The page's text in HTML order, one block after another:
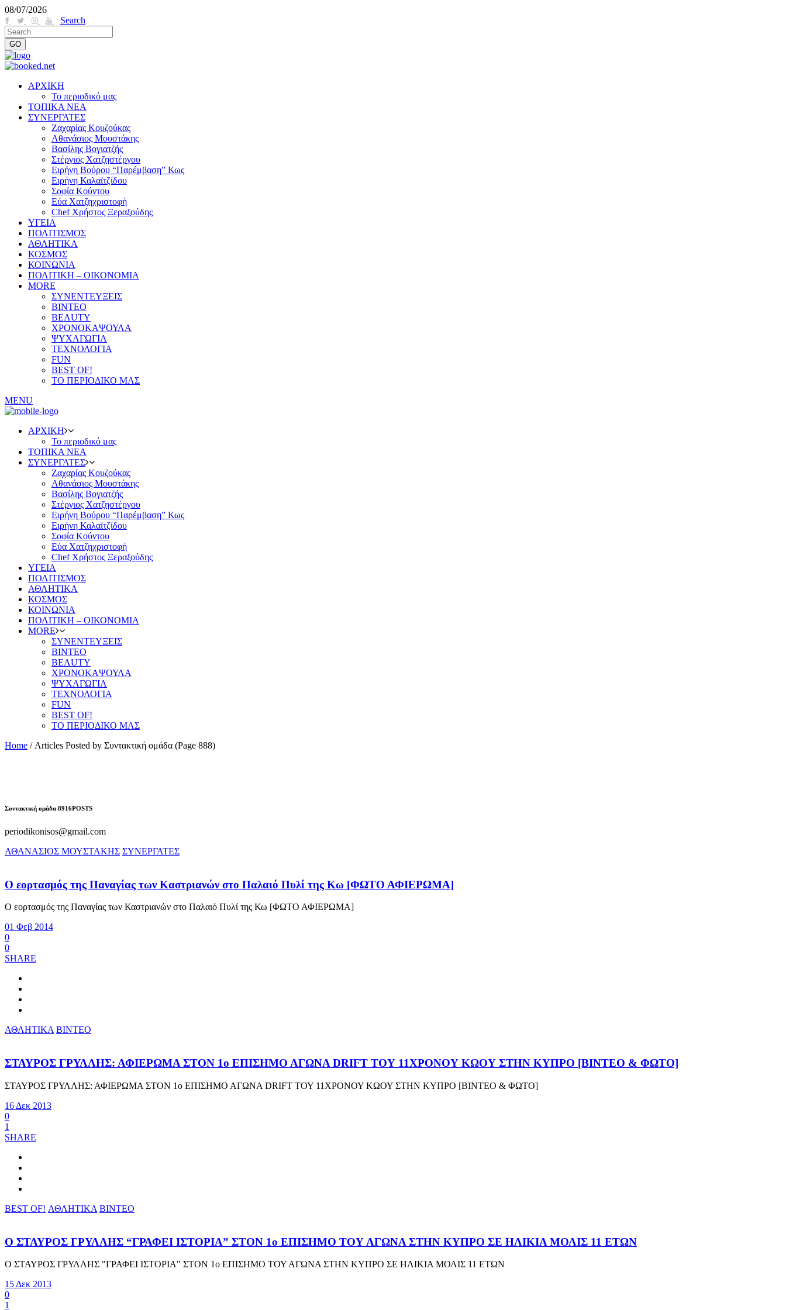
08/07/2026
Search
ΑΡΧΙΚΗ
Το περιοδικό μας
ΤΟΠΙΚΑ ΝΕΑ
ΣΥΝΕΡΓΑΤΕΣ
Ζαχαρίας Κουζούκας
Αθανάσιος Μουστάκης
Βασίλης Βογιατζής
Στέργιος Χατζηστέργου
Ειρήνη Βούρου “Παρέμβαση” Κως
Ειρήνη Καλαϊτζίδου
Σοφία Κούντου
Εύα Χατζηχριστοφή
Chef Χρήστος Ξεραξούδης
ΥΓΕΙΑ
ΠΟΛΙΤΙΣΜΟΣ
ΑΘΛΗΤΙΚΑ
ΚΟΣΜΟΣ
ΚΟΙΝΩΝΙΑ
ΠΟΛΙΤΙΚΗ – ΟΙΚΟΝΟΜΙΑ
MORE
ΣΥΝΕΝΤΕΥΞΕΙΣ
ΒΙΝΤΕΟ
BEAUTY
ΧΡΟΝΟΚΑΨΟΥΛΑ
ΨΥΧΑΓΩΓΙΑ
ΤΕΧΝΟΛΟΓΙΑ
FUN
BEST OF!
ΤΟ ΠΕΡΙΟΔΙΚΟ ΜΑΣ
MENU
ΑΡΧΙΚΗ
Το περιοδικό μας
ΤΟΠΙΚΑ ΝΕΑ
ΣΥΝΕΡΓΑΤΕΣ
Ζαχαρίας Κουζούκας
Αθανάσιος Μουστάκης
Βασίλης Βογιατζής
Στέργιος Χατζηστέργου
Ειρήνη Βούρου “Παρέμβαση” Κως
Ειρήνη Καλαϊτζίδου
Σοφία Κούντου
Εύα Χατζηχριστοφή
Chef Χρήστος Ξεραξούδης
ΥΓΕΙΑ
ΠΟΛΙΤΙΣΜΟΣ
ΑΘΛΗΤΙΚΑ
ΚΟΣΜΟΣ
ΚΟΙΝΩΝΙΑ
ΠΟΛΙΤΙΚΗ – ΟΙΚΟΝΟΜΙΑ
MORE
ΣΥΝΕΝΤΕΥΞΕΙΣ
ΒΙΝΤΕΟ
BEAUTY
ΧΡΟΝΟΚΑΨΟΥΛΑ
ΨΥΧΑΓΩΓΙΑ
ΤΕΧΝΟΛΟΓΙΑ
FUN
BEST OF!
ΤΟ ΠΕΡΙΟΔΙΚΟ ΜΑΣ
Home / Articles Posted by Συντακτική ομάδα (Page 888)
Συντακτική ομάδα 8916POSTS
periodikonisos@gmail.com
ΑΘΑΝΑΣΙΟΣ ΜΟΥΣΤΑΚΗΣ ΣΥΝΕΡΓΑΤΕΣ
Ο εορτασμός της Παναγίας των Καστριανών στο Παλαιό Πυλί της Κω [ΦΩΤΟ ΑΦΙΕΡΩΜΑ]
Ο εορτασμός της Παναγίας των Καστριανών στο Παλαιό Πυλί της Κω [ΦΩΤΟ ΑΦΙΕΡΩΜΑ]
01 Φεβ 2014
0
0
SHARE
ΑΘΛΗΤΙΚΑ ΒΙΝΤΕΟ
ΣΤΑΥΡΟΣ ΓΡΥΛΛΗΣ: ΑΦΙΕΡΩΜΑ ΣΤΟΝ 1ο ΕΠΙΣΗΜΟ ΑΓΩΝΑ DRIFT ΤΟΥ 11ΧΡΟΝΟΥ ΚΩΟΥ ΣΤΗΝ ΚΥΠΡΟ [BINTEO & ΦΩΤΟ]
ΣΤΑΥΡΟΣ ΓΡΥΛΛΗΣ: ΑΦΙΕΡΩΜΑ ΣΤΟΝ 1ο ΕΠΙΣΗΜΟ ΑΓΩΝΑ DRIFT ΤΟΥ 11ΧΡΟΝΟΥ ΚΩΟΥ ΣΤΗΝ ΚΥΠΡΟ [BINTEO & ΦΩΤΟ]
16 Δεκ 2013
0
1
SHARE
BEST OF! ΑΘΛΗΤΙΚΑ ΒΙΝΤΕΟ
Ο ΣΤΑΥΡΟΣ ΓΡΥΛΛΗΣ “ΓΡΑΦΕΙ ΙΣΤΟΡΙΑ” ΣΤΟΝ 1o ΕΠΙΣΗΜΟ ΤΟΥ ΑΓΩΝΑ ΣΤΗΝ ΚΥΠΡΟ ΣΕ ΗΛΙΚΙΑ ΜΟΛΙΣ 11 ΕΤΩΝ
Ο ΣΤΑΥΡΟΣ ΓΡΥΛΛΗΣ "ΓΡΑΦΕΙ ΙΣΤΟΡΙΑ" ΣΤΟΝ 1o ΕΠΙΣΗΜΟ ΤΟΥ ΑΓΩΝΑ ΣΤΗΝ ΚΥΠΡΟ ΣΕ ΗΛΙΚΙΑ ΜΟΛΙΣ 11 ΕΤΩΝ
15 Δεκ 2013
0
1